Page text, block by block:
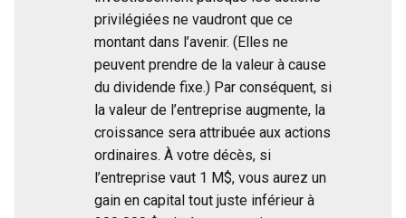
privilégiées ne vaudront que ce
montant dans l’avenir. (Elles ne
peuvent prendre de la valeur à cause
du dividende fixe.) Par conséquent, si
la valeur de l’entreprise augmente, la
croissance sera attribuée aux actions
ordinaires. À votre décès, si
l’entreprise vaut 1 M$, vous aurez un
gain en capital tout juste inférieur à